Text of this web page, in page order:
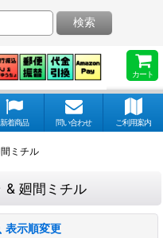
カート
検索
新着商品 問い合わせ ご利用案内
ミチル
廻間ミチル
表示順変更